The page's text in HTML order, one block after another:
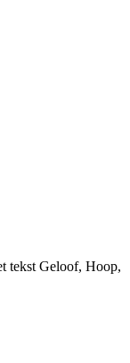
tekst Geloof, Hoop,